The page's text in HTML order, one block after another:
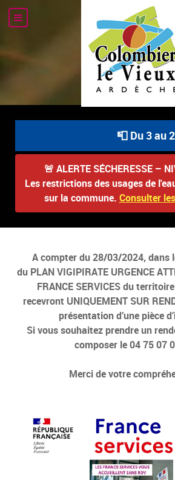
📮 Du 3 au
🚨 ALERTE SÉCHERESSE –
Les restrictions des usages de
sur la commune. Consulter
A compter du 28/03/2024, dans
du PLAN VIGIPIRATE URGENCE
FRANCE SERVICES du
recevront UNIQUEMENT SUR
présentation d’une pièce
Si vous souhaitez prendre un
composer le 04 75 07
Merci de votre